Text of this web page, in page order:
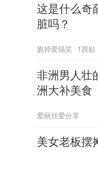
这是什么奇
脏吗？
旎婷爱搞笑 1跟贴
非洲男人壮
洲大补美食
爱丽丝爱分享
美女老板摆